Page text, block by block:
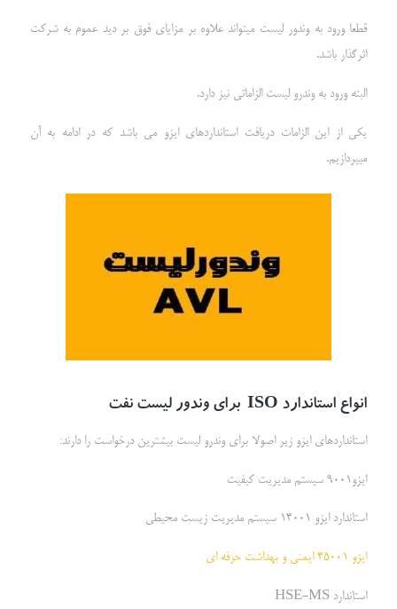
قطعا ورود به وندور لیست میتواند علاوه بر مزایای فوق بر دید عموم به شرکت
اثرگذار باشد.
البته ورود به وندرو لیست الزاماتی نیز دارد.
یکی از این الزامات دریافت استانداردهای ایزو می باشد که در ادامه به آن
میپردازیم.
انواع استاندارد ISO برای وندور لیست نفت
استانداردهای ایزو زیر اصولا برای وندرو لیست بیشترین درخواست را دارند:
ایزو9001 سیستم مدیریت کیفیت
استاندارد ایزو 14001 سیستم مدیریت زیست محیطی
ایزو 45001 ایمنی و بهداشت حرفه ای
استاندارد HSE-MS